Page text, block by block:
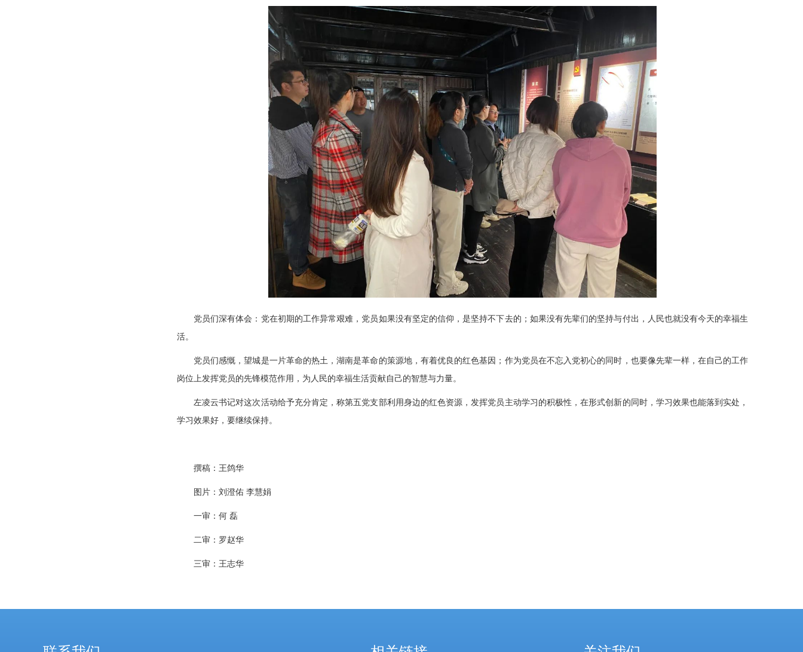
党员们深有体会：党在初期的工作异常艰难，党员如果没有坚定的信仰，是坚持不下去的；如果没有先辈们的坚持与付出，人民也就没有今天的幸福生
活。
党员们感慨，望城是一片革命的热土，湖南是革命的策源地，有着优良的红色基因；作为党员在不忘入党初心的同时，也要像先辈一样，在自己的工作
岗位上发挥党员的先锋模范作用，为人民的幸福生活贡献自己的智慧与力量。
左凌云书记对这次活动给予充分肯定，称第五党支部利用身边的红色资源，发挥党员主动学习的积极性，在形式创新的同时，学习效果也能落到实处，
学习效果好，要继续保持。
撰稿：王鸽华
图片：刘澄佑 李慧娟
一审：何 磊
二审：罗赵华
三审：王志华